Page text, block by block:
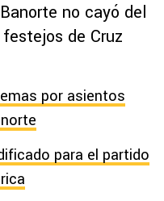
no cayó del
de Cruz
por asientos
para el partido